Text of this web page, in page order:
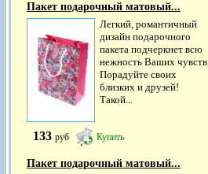
Пакет подарочный матовый...
Легкий, романтичный
дизайн подарочного
пакета подчеркнет всю
нежность Ваших
Порадуйте своих
близких и друзей!
Такой...
133 руб Купить
Пакет подарочный матовый...